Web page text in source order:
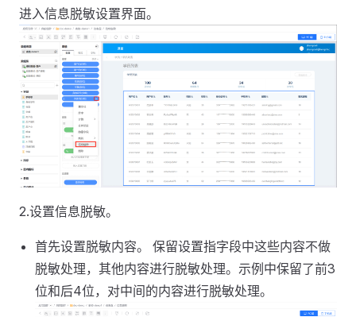
进入信息脱敏设置界面。
2.设置信息脱敏。
首先设置脱敏内容。 保留设置指字段中这些内容不做
脱敏处理，其他内容进行脱敏处理。示例中保留了前3
位和后4位，对中间的内容进行脱敏处理。